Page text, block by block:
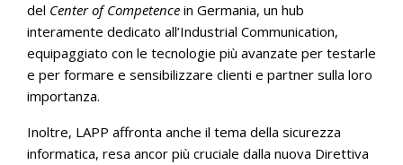
del Center of Competence in Germania, un hub
interamente dedicato all’Industrial Communication,
equipaggiato con le tecnologie più avanzate per testarle
e per formare e sensibilizzare clienti e partner sulla loro
importanza.
Inoltre, LAPP affronta anche il tema della sicurezza
informatica, resa ancor più cruciale dalla nuova Direttiva